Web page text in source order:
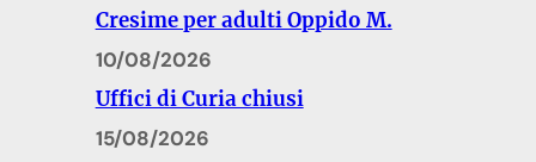
Cresime per adulti Oppido M.
10/08/2026
Uffici di Curia chiusi
15/08/2026